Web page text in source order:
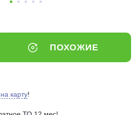
ПОХОЖИЕ
карту!
% будут